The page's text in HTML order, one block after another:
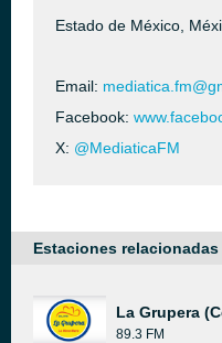
Estado de México,
Email:
Facebook:
X: @MediaticaFM
Estaciones relacionadas
La Grupera
89.3 FM